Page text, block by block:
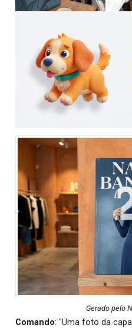
Gerado pelo
Comando: "Uma foto da